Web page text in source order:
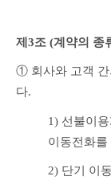
제3조 (계약의 종
① 회사와 고객 간
다.
1) 선불이
이동전화
2) 단기 이